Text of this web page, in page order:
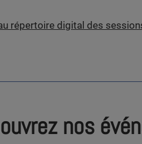
répertoire digital des
nos